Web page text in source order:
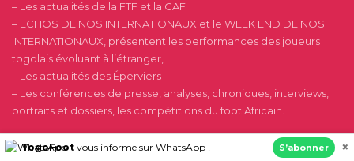
– Les actualités de la FTF et la CAF
– ECHOS DE NOS INTERNATIONAUX et le WEEK END DE NOS
INTERNATIONAUX, présentent les performances des joueurs
togolais évoluant à l’étranger,
– Les actualités des Éperviers
– Les conférences de presse, analyses, chroniques, interviews,
portraits et dossiers, les compétitions du foot Africain.
OFFICE
TogoFoot vous informe sur WhatsApp ! S’abonner ×